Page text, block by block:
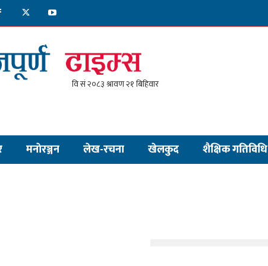
मनाेरञ्जन लेख-रचना खेलकुद शैक्षिक गतिविधि